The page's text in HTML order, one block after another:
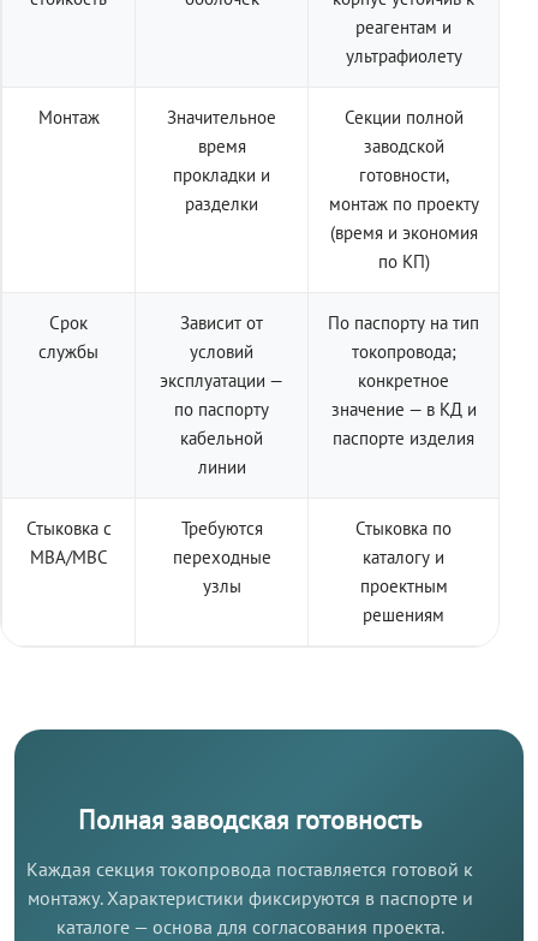
реагентам и
ультрафиолету
Монтаж
Значительное
время
прокладки и
разделки
Секции полной
заводской
готовности,
монтаж по проекту
(время и экономия
по КП)
Срок
службы
Зависит от
условий
эксплуатации —
по паспорту
кабельной
линии
По паспорту на тип
токопровода;
конкретное
значение — в КД и
паспорте изделия
Стыковка с
МВА/МВС
Требуются
переходные
узлы
Стыковка по
каталогу и
проектным
решениям
Полная заводская готовность
Каждая секция токопровода поставляется готовой к
монтажу. Характеристики фиксируются в паспорте и
каталоге — основа для согласования проекта.